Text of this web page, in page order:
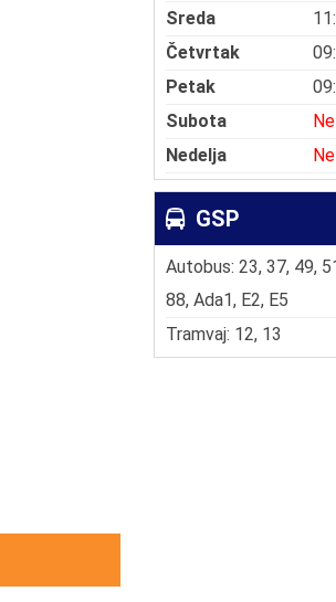
Sreda
Četvrtak
Petak
Subota
Nedelja
GSP
Autobus: 23, 37, 49,
88, Ada1, E2, E5
Tramvaj: 12, 13